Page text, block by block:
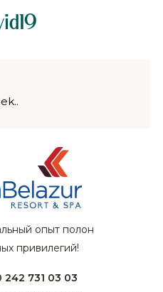
опыт полон
привилегий!
731 03 03